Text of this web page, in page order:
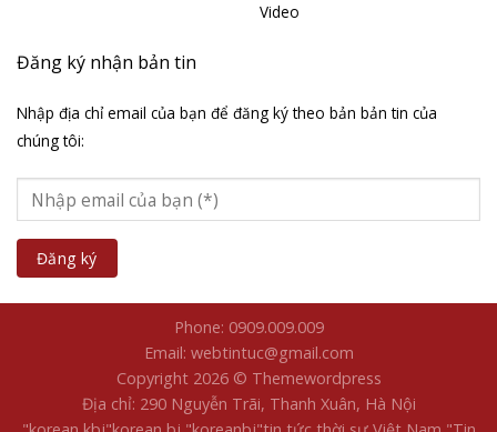
Video
Đăng ký nhận bản tin
Nhập địa chỉ email của bạn để đăng ký theo bản bản tin của
chúng tôi:
Phone: 0909.009.009
Email: webtintuc@gmail.com
Copyright 2026 © Themewordpress
Địa chỉ: 290 Nguyễn Trãi, Thanh Xuân, Hà Nội